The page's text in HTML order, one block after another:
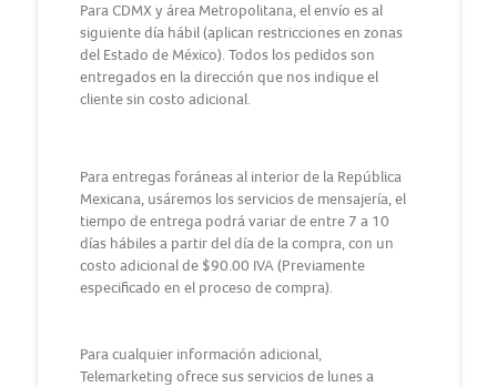
Para CDMX y área Metropolitana, el envío es al
siguiente día hábil (aplican restricciones en zonas
del Estado de México). Todos los pedidos son
entregados en la dirección que nos indique el
cliente sin costo adicional.
Para entregas foráneas al interior de la República
Mexicana, usáremos los servicios de mensajería, el
tiempo de entrega podrá variar de entre 7 a 10
días hábiles a partir del día de la compra, con un
costo adicional de $90.00 IVA (Previamente
especificado en el proceso de compra).
Para cualquier información adicional,
Telemarketing ofrece sus servicios de lunes a